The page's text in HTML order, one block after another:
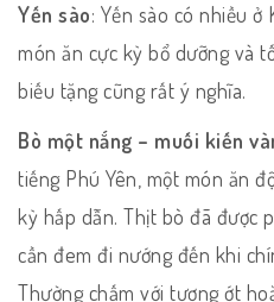
Yến sào: Yến sào có nhiều ở
món ăn cực kỳ bổ dưỡng và
biếu tặng cũng rất ý nghĩa.
Bò một nắng – muối kiến
tiếng Phú Yên, một món ăn
kỳ hấp dẫn. Thịt bò đã được
cần đem đi nướng đến khi
Thường chấm với tương ớt